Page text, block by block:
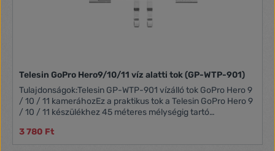
Telesin GoPro Hero9/10/11 víz alatti tok (GP-WTP-901)
Tulajdonságok:Telesin GP-WTP-901 vízálló tok GoPro Hero 9
/ 10 / 11 kameráhozEz a praktikus tok a Telesin GoPro Hero 9
/ 10 / 11 készülékhez 45 méteres mélységig tartó
felvételeket készíthet, amit a 95%-os fényáteresztő
képesség is lehetővé tesz. Könnyen felszerelhető és tartós -
3 780 Ft